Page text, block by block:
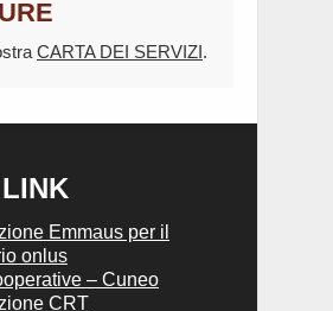
CARTA DEI SERVIZI.
Emmaus per il
onlus
– Cuneo
CRT